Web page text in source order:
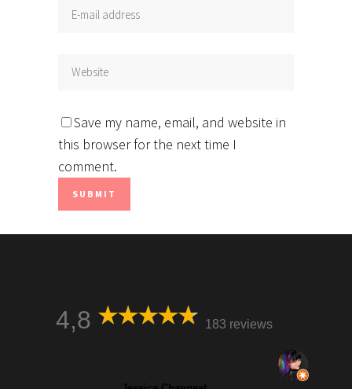
Save my name, email, and website in
this browser for the next time I
comment.
4,8 183 reviews